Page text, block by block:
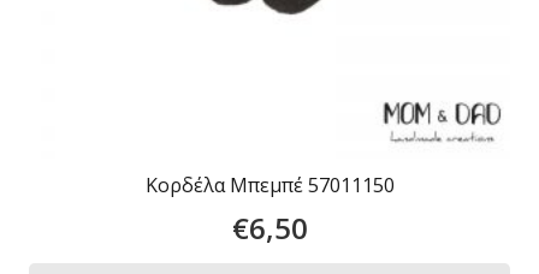
Κορδέλα Μπεμπέ 57011150
€6,50